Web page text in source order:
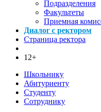
Подразделения
Факультеты
Приемная
Диалог с ректором
Страница ректора
12+
Школьнику
Абитуриенту
Студенту
Сотруднику